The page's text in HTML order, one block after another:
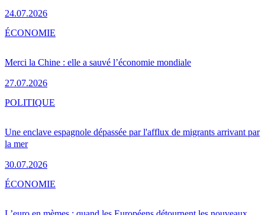
24.07.2026
Merci la Chine : elle a sauvé l’économie mondiale
27.07.2026
ÉCONOMIE
Une enclave espagnole dépassée par l'afflux de migrants arrivant par
la mer
30.07.2026
POLITIQUE
ÉCONOMIE